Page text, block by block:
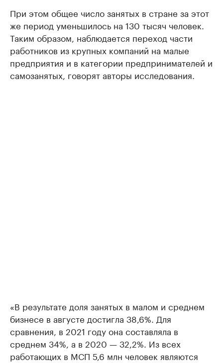
При этом общее число занятых в стране за этот
же период уменьшилось на 130 тысяч человек.
Таким образом, наблюдается переход части
работников из крупных компаний на малые
предприятия и в категории предпринимателей и
самозанятых, говорят авторы исследования.
«В результате доля занятых в малом и среднем
бизнесе в августе достигла 38,6%. Для
сравнения, в 2021 году она составляла в
среднем 34%, а в 2020 — 32,2%. Из всех
работающих в МСП 5,6 млн человек являются